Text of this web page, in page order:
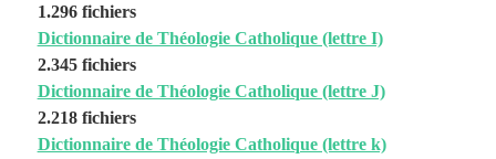
1.296 fichiers
Dictionnaire de Théologie Catholique (lettre I)
2.345 fichiers
Dictionnaire de Théologie Catholique (lettre J)
2.218 fichiers
Dictionnaire de Théologie Catholique (lettre k)